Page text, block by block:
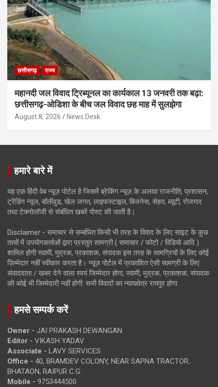
छत्तीसगढ़ राज्य
महानदी जल विवाद ट्रिब्यूनल का कार्यकाल 13 जनवरी तक बढ़ा:
छत्तीसगढ़-ओडिशा के बीच जल विवाद छह माह में सुलझेगा
August 8, 2026 News Desk
हमारे बारे में
यह एक हिंदी वेब न्यूज़ पोर्टल है जिसमें ब्रेकिंग न्यूज़ के अलावा राजनीति, प्रशासन,
ट्रेंडिंग न्यूज, बॉलीवुड, खेल जगत, लाइफस्टाइल, बिजनेस, सेहत, ब्यूटी, रोजगार
तथा टेक्नोलॉजी से संबंधित खबरें पोस्ट की जाती है।
Disclaimer - समाचार से सम्बंधित किसी भी तरह के विवाद के लिए साइट के कुछ
तत्वों में उपयोगकर्ताओं द्वारा प्रस्तुत सामग्री ( समाचार / फोटो / विडियो आदि )
शामिल होगी स्वामी, मुद्रक, प्रकाशक, संपादक इस तरह के सामग्रियों के लिए कोई
ज़िम्मेदार नहीं स्वीकार करता है। न्यूज़ पोर्टल में प्रकाशित ऐसी सामग्री के लिए
संवाददाता / खबर देने वाला स्वयं जिम्मेदार होगा, स्वामी, मुद्रक, प्रकाशक, संपादक
की कोई भी जिम्मेदारी नहीं होगी. सभी विवादों का न्यायक्षेत्र रायपुर होगा
हमसे सम्पर्क करें
Owner - JAI PRAKASH DEWANGAN
Editor - VIKASH YADAV
Associate - LAVY SERVICES
Office - 40, BRAMDEV COLONY, NEAR SAPNA TRACTOR,
BHATAON, RAIPUR C.G.
Mobile - 9753444500